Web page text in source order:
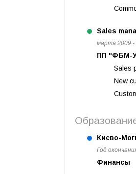
Sales
марта 2009 -
ПП "ФБМ-
Sales
New
Києво-
Год
Финансы